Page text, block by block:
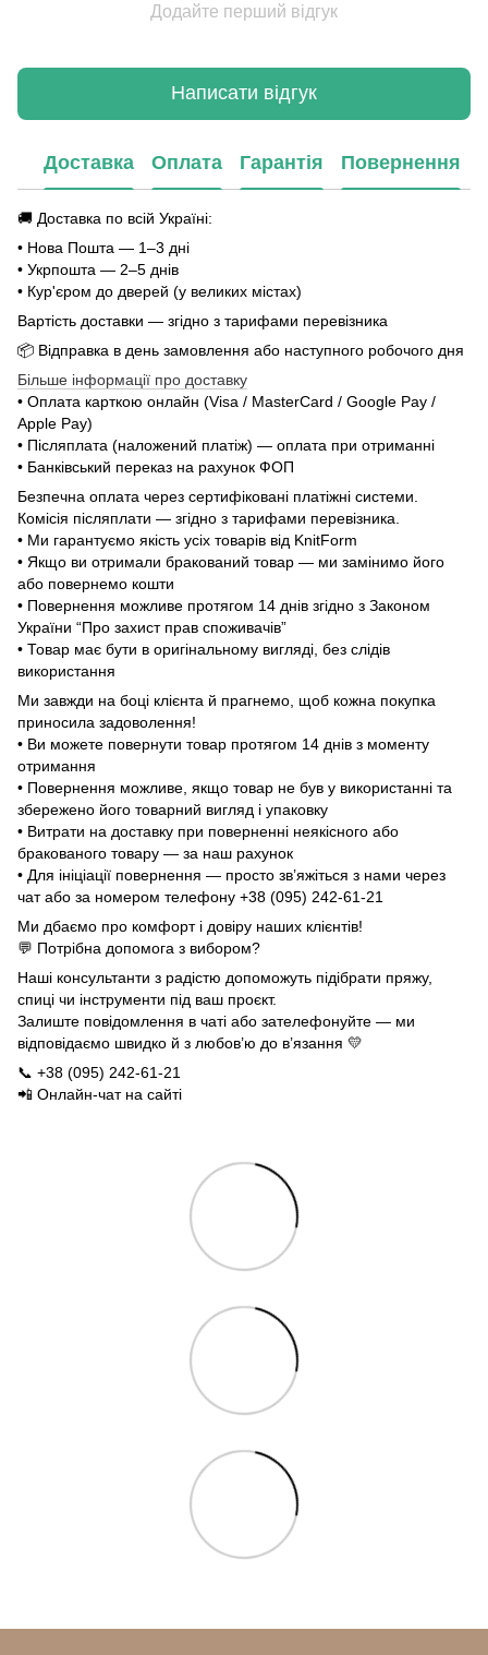
Додайте перший відгук
Написати відгук
Доставка Оплата Гарантія Повернення
🚚 Доставка по всій Україні:
• Нова Пошта — 1–3 дні
• Укрпошта — 2–5 днів
• Кур'єром до дверей (у великих містах)
Вартість доставки — згідно з тарифами перевізника
📦 Відправка в день замовлення або наступного робочого дня
Більше інформації про доставку
• Оплата карткою онлайн (Visa / MasterCard / Google Pay /
Apple Pay)
• Післяплата (наложений платіж) — оплата при отриманні
• Банківський переказ на рахунок ФОП
Безпечна оплата через сертифіковані платіжні системи.
Комісія післяплати — згідно з тарифами перевізника.
• Ми гарантуємо якість усіх товарів від KnitForm
• Якщо ви отримали бракований товар — ми замінимо його
або повернемо кошти
• Повернення можливе протягом 14 днів згідно з Законом
України “Про захист прав споживачів”
• Товар має бути в оригінальному вигляді, без слідів
використання
Ми завжди на боці клієнта й прагнемо, щоб кожна покупка
приносила задоволення!
• Ви можете повернути товар протягом 14 днів з моменту
отримання
• Повернення можливе, якщо товар не був у використанні та
збережено його товарний вигляд і упаковку
• Витрати на доставку при поверненні неякісного або
бракованого товару — за наш рахунок
• Для ініціації повернення — просто зв’яжіться з нами через
чат або за номером телефону +38 (095) 242-61-21
Ми дбаємо про комфорт і довіру наших клієнтів!
💬 Потрібна допомога з вибором?
Наші консультанти з радістю допоможуть підібрати пряжу,
спиці чи інструменти під ваш проєкт.
Залиште повідомлення в чаті або зателефонуйте — ми
відповідаємо швидко й з любов’ю до в’язання 💛
📞 +38 (095) 242-61-21
📲 Онлайн-чат на сайті